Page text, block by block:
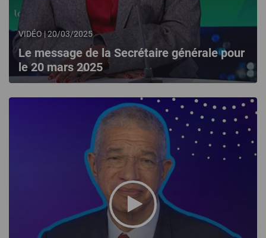
VIDÉO | 20/03/2025
Le message de la Secrétaire générale pour
le 20 mars 2025